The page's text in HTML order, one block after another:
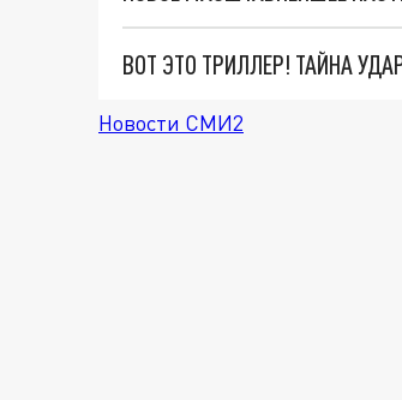
ВОТ ЭТО ТРИЛЛЕР! ТАЙНА
Новости СМИ2